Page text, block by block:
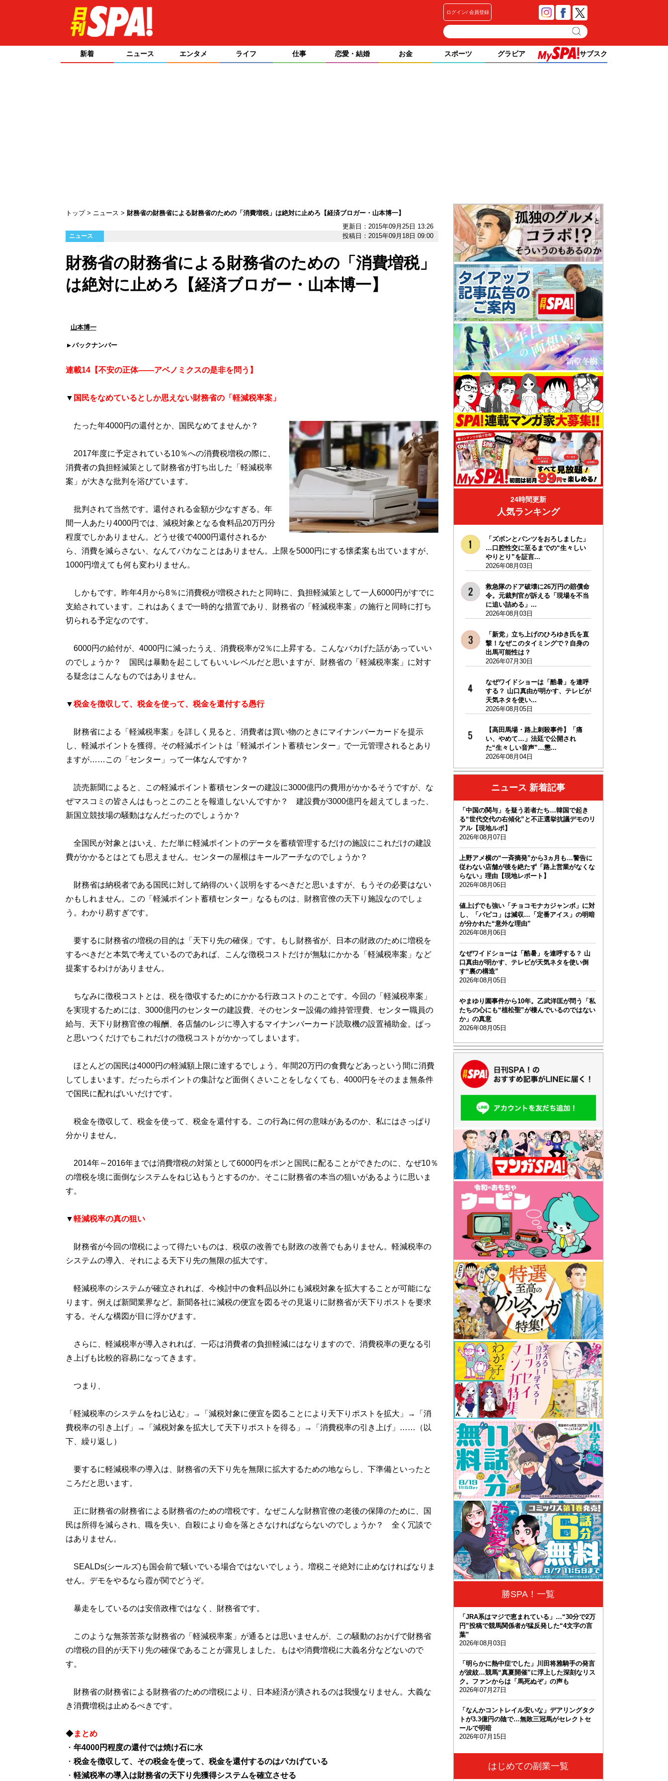
ログイン 会員登録
新着 ニュース エンタメ ライフ 仕事 恋愛・結婚 お金 スポーツ グラビア サブスク
トップ ニュース
財務省の財務省による財務省のための「消費増税」は絶対に止めろ【経済ブロガー・山本博一】
更新日：2015年09月25日 13:26
ニュース 投稿日：2015年09月18日 09:00
財務省の財務省による財務省のための「消費増税」
は絶対に止めろ【経済ブロガー・山本博一】
山本博一
バックナンバー
連載14【不安の正体――アベノミクスの是非を問う】
▼ 国民をなめているとしか思えない財務省の「軽減税率案」
たった年4000円の還付とか、国民なめてませんか？
2017年度に予定されている10％への消費税増税の際に、
消費者の負担軽減策として財務省が打ち出した「軽減税率
案」が大きな批判を浴びています。
批判されて当然です。還付される金額が少なすぎる。年
間一人あたり4000円では、減税対象となる食料品20万円分
程度でしかありません。どうせ後で4000円還付されるか
ら、消費を減らさない、なんてバカなことはありません。上限を5000円にする懐柔案も出ていますが、
1000円増えても何も変わりません。
しかもです。昨年4月から8％に消費税が増税されたと同時に、負担軽減策として一人6000円がすでに
支給されています。これはあくまで一時的な措置であり、財務省の「軽減税率案」の施行と同時に打ち
切られる予定なのです。
6000円の給付が、4000円に減ったうえ、消費税率が2％に上昇する。こんなバカげた話があっていい
のでしょうか？ 国民は暴動を起こしてもいいレベルだと思いますが、財務省の「軽減税率案」に対す
る疑念はこんなものではありません。
▼税金を徴収して、税金を使って、税金を還付する愚行
財務省による「軽減税率案」を詳しく見ると、消費者は買い物のときにマイナンバーカードを提示
し、軽減ポイントを獲得。その軽減ポイントは「軽減ポイント蓄積センター」で一元管理されるとあり
ますが……この「センター」って一体なんですか？
読売新聞によると、この軽減ポイント蓄積センターの建設に3000億円の費用がかかるそうですが、な
ぜマスコミの皆さんはもっとこのことを報道しないんですか？ 建設費が3000億円を超えてしまった、
新国立競技場の騒動はなんだったのでしょうか？
全国民が対象とはいえ、ただ単に軽減ポイントのデータを蓄積管理するだけの施設にこれだけの建設
費がかかるとはとても思えません。センターの屋根はキールアーチなのでしょうか？
財務省は納税者である国民に対して納得のいく説明をするべきだと思いますが、もうその必要はない
かもしれません。この「軽減ポイント蓄積センター」なるものは、財務官僚の天下り施設なのでしょ
う。わかり易すぎです。
要するに財務省の増税の目的は「天下り先の確保」です。もし財務省が、日本の財政のために増税を
するべきだと本気で考えているのであれば、こんな徴税コストだけが無駄にかかる「軽減税率案」など
提案するわけがありません。
ちなみに徴税コストとは、税を徴収するためにかかる行政コストのことです。今回の「軽減税率案」
を実現するためには、3000億円のセンターの建設費、そのセンター設備の維持管理費、センター職員の
給与、天下り財務官僚の報酬、各店舗のレジに導入するマイナンバーカード読取機の設置補助金。ぱっ
と思いつくだけでもこれだけの徴税コストがかかってしまいます。
ほとんどの国民は4000円の軽減額上限に達するでしょう。年間20万円の食費などあっという間に消費
してしまいます。だったらポイントの集計など面倒くさいことをしなくても、4000円をそのまま無条件
で国民に配ればいいだけです。
税金を徴収して、税金を使って、税金を還付する。この行為に何の意味があるのか、私にはさっぱり
分かりません。
2014年～2016年までは消費増税の対策として6000円をポンと国民に配ることができたのに、なぜ10％
の増税を境に面倒なシステムをねじ込もうとするのか。そこに財務省の本当の狙いがあるように思いま
す。
▼軽減税率の真の狙い
財務省が今回の増税によって得たいものは、税収の改善でも財政の改善でもありません。軽減税率の
システムの導入、それによる天下り先の無限の拡大です。
軽減税率のシステムが確立されれば、今検討中の食料品以外にも減税対象を拡大することが可能にな
ります。例えば新聞業界など。新聞各社に減税の便宜を図るその見返りに財務省が天下りポストを要求
する。そんな構図が目に浮かびます。
さらに、軽減税率が導入されれば、一応は消費者の負担軽減にはなりますので、消費税率の更なる引
き上げも比較的容易になってきます。
つまり、
「軽減税率のシステムをねじ込む」→「減税対象に便宜を図ることにより天下りポストを拡大」→「消
費税率の引き上げ」→「減税対象を拡大して天下りポストを得る」→「消費税率の引き上げ」……（以
下、繰り返し）
要するに軽減税率の導入は、財務省の天下り先を無限に拡大するための地ならし、下準備といったと
ころだと思います。
正に財務省の財務省による財務省のための増税です。なぜこんな財務官僚の老後の保障のために、国
民は所得を減らされ、職を失い、自殺により命を落とさなければならないのでしょうか？ 全く冗談で
はありません。
SEALDs(シールズ)も国会前で騒いでいる場合ではないでしょう。増税こそ絶対に止めなければなりま
せん。デモをやるなら霞が関でどうぞ。
暴走をしているのは安倍政権ではなく、財務省です。
このような無茶苦茶な財務省の「軽減税率案」が通るとは思いませんが、この騒動のおかげで財務省
の増税の目的が天下り先の確保であることが露見しました。もはや消費増税に大義名分などないので
す。
財務省の財務省による財務省のための増税により、日本経済が潰されるのは我慢なりません。大義な
き消費増税は止めるべきです。
◆まとめ
・ 年4000円程度の還付では焼け石に水
・ 税金を徴収して、その税金を使って、税金を還付するのはバカげている
・ 軽減税率の導入は財務省の天下り先獲得システムを確立させる
24時間更新
人気ランキング
「ズボンとパンツをおろしました」
…口腔性交に至るまでの“生々しい
やりとり”を証言...
2026年08月03日
救急隊のドア破壊に26万円の賠償命
令。元裁判官が訴える「現場を不当
に追い詰める」...
2026年08月03日
「新党」立ち上げのひろゆき氏を直
撃！なぜこのタイミングで？自身の
出馬可能性は？
2026年07月30日
なぜワイドショーは「酷暑」を連呼
する？ 山口真由が明かす、テレビが
天気ネタを使い...
2026年08月05日
【高田馬場・路上刺殺事件】「痛
い、やめて…」法廷で公開され
た“生々しい音声”…懲...
2026年08月04日
ニュース 新着記事
「中国の関与」を疑う若者たち…韓国で起き
る“世代交代の右傾化”と不正選挙抗議デモのリ
アル【現地ルポ】
2026年08月07日
上野アメ横の“一斉摘発”から3ヵ月も…警告に
従わない店舗が後を絶たず「路上営業がなくな
らない」理由【現地レポート】
2026年08月06日
値上げでも強い「チョコモナカジャンボ」に対
し、「パピコ」は減収…「定番アイス」の明暗
が分かれた“意外な理由”
2026年08月06日
なぜワイドショーは「酷暑」を連呼する？ 山
口真由が明かす、テレビが天気ネタを使い倒
す“裏の構造”
2026年08月05日
やまゆり園事件から10年。乙武洋匡が問う「私
たちの心にも“植松聖”が棲んでいるのではない
か」の真意
2026年08月05日
勝SPA！一覧
「JRA系はマジで恵まれている」…“30分で2万
円”投稿で競馬関係者が猛反発した“4文字の言
葉”
2026年08月03日
「明らかに熱中症でした」川田将雅騎手の発言
が波紋…競馬“真夏開催”に浮上した深刻なリス
ク。ファンからは「馬死ぬぞ」の声も
2026年07月27日
「なんかコントレイル安いな」デアリングタク
トが3.3億円の陰で…無敗三冠馬がセレクトセ
ールで明暗
2026年07月15日
はじめての副業一覧